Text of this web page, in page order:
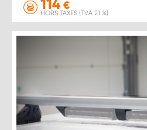
114 €
HORS TAXES (TVA 21 %)